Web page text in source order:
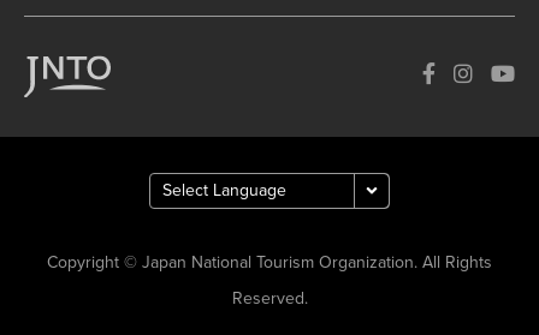
Copyright © Japan National Tourism Organization. All Rights
Reserved.